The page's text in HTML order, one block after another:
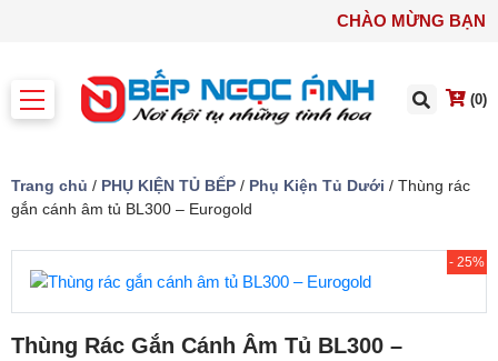
CHÀO MỪNG
(0)
Trang chủ / PHỤ KIỆN TỦ BẾP / Phụ Kiện Tủ Dưới / Thùng rác
gắn cánh âm tủ BL300 – Eurogold
- 25%
Thùng Rác Gắn Cánh Âm Tủ BL300 –